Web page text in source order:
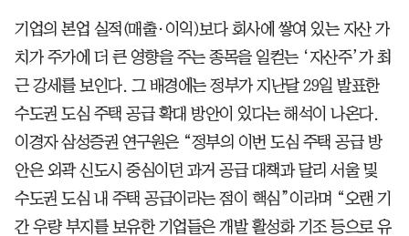
기업의 본업 실적(매출·이익)보다 회사에 쌓여 있는 자산 가
치가 주가에 더 큰 영향을 주는 종목을 일컫는 ‘자산주’가 최
근 강세를 보인다. 그 배경에는 정부가 지난달 29일 발표한
수도권 도심 주택 공급 확대 방안이 있다는 해석이 나온다.
이경자 삼성증권 연구원은 “정부의 이번 도심 주택 공급 방
안은 외곽 신도시 중심이던 과거 공급 대책과 달리 서울 및
수도권 도심 내 주택 공급이라는 점이 핵심”이라며 “오랜 기
간 우량 부지를 보유한 기업들은 개발 활성화 기조 등으로 유